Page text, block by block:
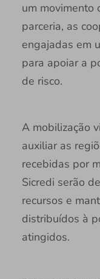
um movimento
parceria, as
engajadas em
para apoiar a
de risco.
A mobilização
auxiliar as
recebidas por
Sicredi serão
recursos e
distribuídos à
atingidos.